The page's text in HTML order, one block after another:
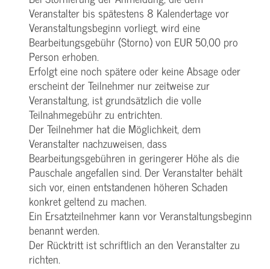
Veranstalter bis spätestens 8 Kalendertage vor
Veranstaltungsbeginn vorliegt, wird eine
Bearbeitungsgebühr (Storno) von EUR 50,00 pro
Person erhoben.
Erfolgt eine noch spätere oder keine Absage oder
erscheint der Teilnehmer nur zeitweise zur
Veranstaltung, ist grundsätzlich die volle
Teilnahmegebühr zu entrichten.
Der Teilnehmer hat die Möglichkeit, dem
Veranstalter nachzuweisen, dass
Bearbeitungsgebühren in geringerer Höhe als die
Pauschale angefallen sind. Der Veranstalter behält
sich vor, einen entstandenen höheren Schaden
konkret geltend zu machen.
Ein Ersatzteilnehmer kann vor Veranstaltungsbeginn
benannt werden.
Der Rücktritt ist schriftlich an den Veranstalter zu
richten.